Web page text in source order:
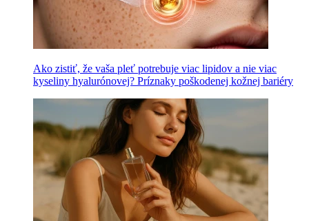
Ako zistiť, že vaša pleť potrebuje viac lipidov a nie viac
kyseliny hyalurónovej? Príznaky poškodenej kožnej bariéry